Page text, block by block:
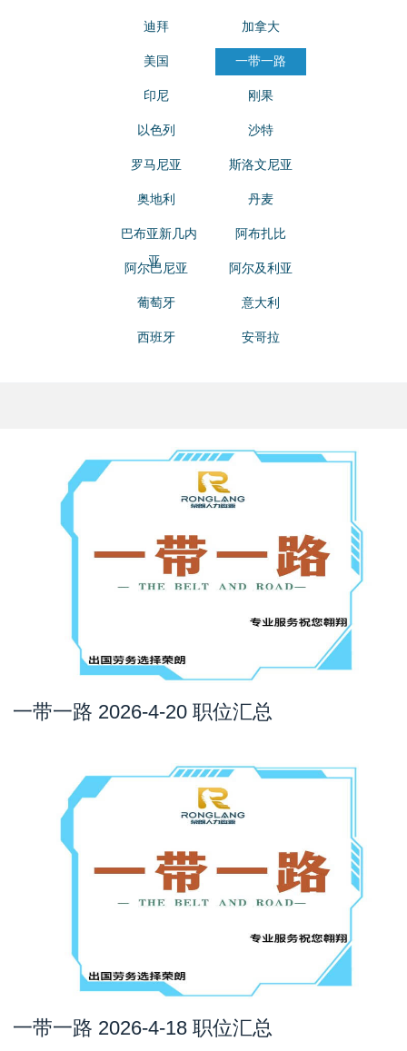
迪拜 加拿大
美国 一带一路
印尼 刚果
以色列 沙特
罗马尼亚 斯洛文尼亚
奥地利 丹麦
巴布亚新几内
亚
阿布扎比
阿尔巴尼亚 阿尔及利亚
葡萄牙 意大利
西班牙 安哥拉
一带一路 2026-4-20 职位汇总
一带一路 2026-4-18 职位汇总